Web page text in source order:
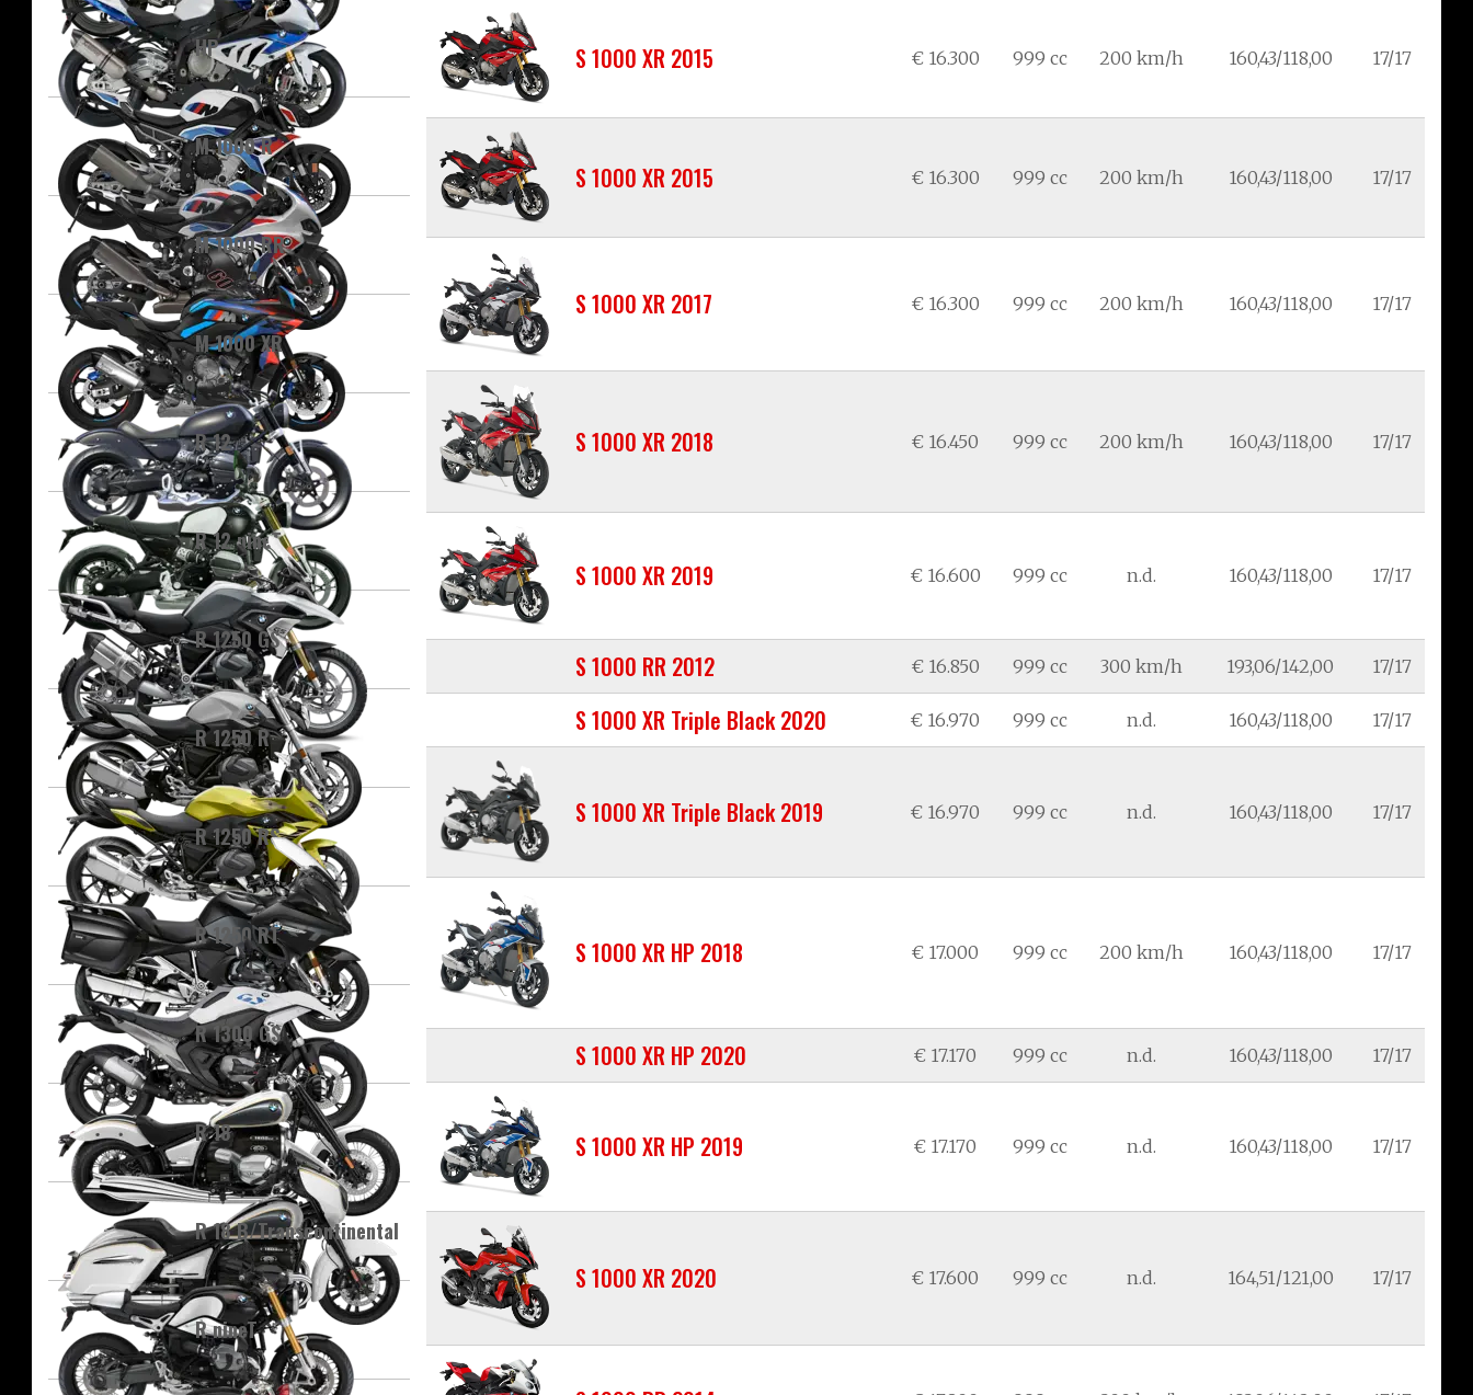
HP
M 1000 R
M 1000 RR
M 1000 XR
R 12
R 12 nineT
R 1250 GS
R 1250 R
R 1250 RS
R 1250 RT
R 1300 GS
R 18
R 18 B/Transcontinental
R nineT
S 1000 XR 2015 € 16.300 999 cc 200 km/h 160,43/118,00 17/17
S 1000 XR 2015 € 16.300 999 cc 200 km/h 160,43/118,00 17/17
S 1000 XR 2017 € 16.300 999 cc 200 km/h 160,43/118,00 17/17
S 1000 XR 2018 € 16.450 999 cc 200 km/h 160,43/118,00 17/17
S 1000 XR 2019 € 16.600 999 cc n.d. 160,43/118,00 17/17
S 1000 RR 2012 € 16.850 999 cc 300 km/h 193,06/142,00 17/17
S 1000 XR Triple Black 2020 € 16.970 999 cc n.d. 160,43/118,00 17/17
S 1000 XR Triple Black 2019 € 16.970 999 cc n.d. 160,43/118,00 17/17
S 1000 XR HP 2018 € 17.000 999 cc 200 km/h 160,43/118,00 17/17
S 1000 XR HP 2020 € 17.170 999 cc n.d. 160,43/118,00 17/17
S 1000 XR HP 2019 € 17.170 999 cc n.d. 160,43/118,00 17/17
S 1000 XR 2020 € 17.600 999 cc n.d. 164,51/121,00 17/17